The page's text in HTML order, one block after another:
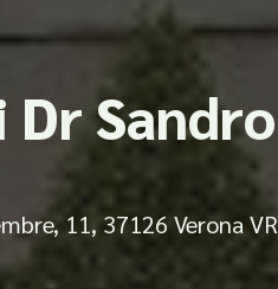
Dr Sandro
11, 37126 Verona VR